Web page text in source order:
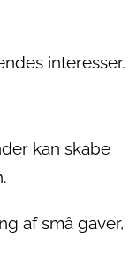
interesser.
kan skabe
af små gaver,